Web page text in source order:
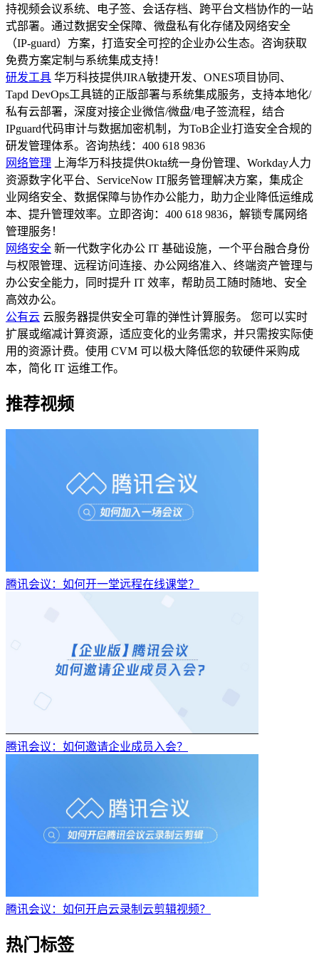
持视频会议系统、电子签、会话存档、跨平台文档协作的一站
式部署。通过数据安全保障、微盘私有化存储及网络安全
（IP-guard）方案，打造安全可控的企业办公生态。咨询获取
免费方案定制与系统集成支持！
研发工具 华万科技提供JIRA敏捷开发、ONES项目协同、
Tapd DevOps工具链的正版部署与系统集成服务，支持本地化/
私有云部署，深度对接企业微信/微盘/电子签流程，结合
IPguard代码审计与数据加密机制，为ToB企业打造安全合规的
研发管理体系。咨询热线：400 618 9836
网络管理
上海华万科技提供Okta统一身份管理、Workday人力
资源数字化平台、ServiceNow IT服务管理解决方案，集成企
业网络安全、数据保障与协作办公能力，助力企业降低运维成
本、提升管理效率。立即咨询：400 618 9836，解锁专属网络
管理服务！
网络安全 新一代数字化办公 IT 基础设施，一个平台融合身份
与权限管理、远程访问连接、办公网络准入、终端资产管理与
办公安全能力，同时提升 IT 效率，帮助员工随时随地、安全
高效办公。
公有云 云服务器提供安全可靠的弹性计算服务。 您可以实时
扩展或缩减计算资源，适应变化的业务需求，并只需按实际使
用的资源计费。使用 CVM 可以极大降低您的软硬件采购成
本，简化 IT 运维工作。
推荐视频
腾讯会议：如何开一堂远程在线课堂？
腾讯会议：如何邀请企业成员入会？
腾讯会议：如何开启云录制云剪辑视频？
热门标签